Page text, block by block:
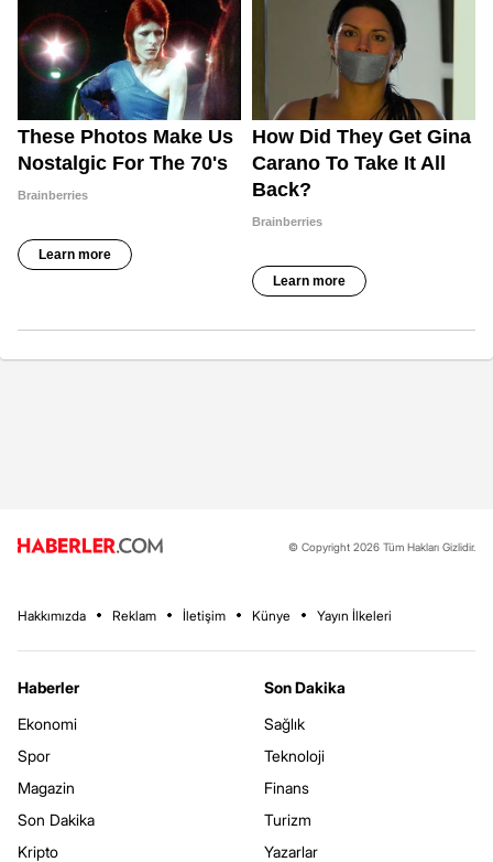
© Copyright 2026 Tüm Hakları Gizlidir.
Hakkımızda Reklam İletişim Künye Yayın İlkeleri
Haberler
Ekonomi
Spor
Magazin
Son Dakika
Kripto
Son Dakika
Sağlık
Teknoloji
Finans
Turizm
Yazarlar